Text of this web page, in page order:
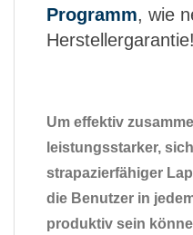
Programm, wie
Herstellergarantie!
Um effektiv
leistungsstarker,
strapazierfähiger
die Benutzer in
produktiv sein